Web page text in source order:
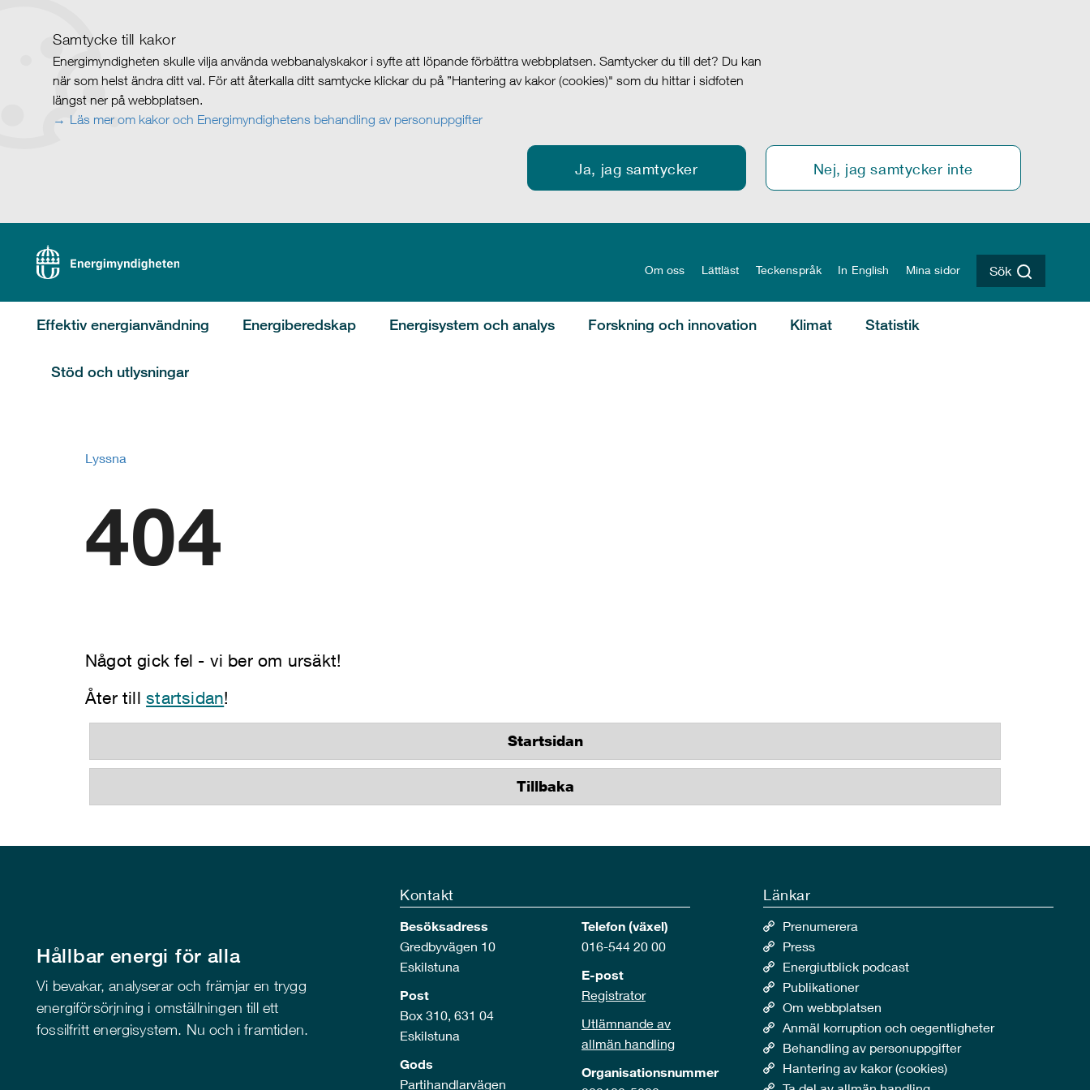
Samtycke till kakor
Energimyndigheten skulle vilja använda webbanalyskakor i syfte att löpande förbättra webbplatsen. Samtycker du till det? Du kan
när som helst ändra ditt val. För att återkalla ditt samtycke klickar du på ”Hantering av kakor (cookies)" som du hittar i sidfoten
längst ner på webbplatsen.
Läs mer om kakor och Energimyndighetens behandling av personuppgifter
Ja, jag samtycker Nej, jag samtycker inte
Om oss Lättläst Teckenspråk In English Mina sidor Sök
Effektiv energianvändning Energiberedskap Energisystem och analys Forskning och innovation Klimat Statistik
Stöd och utlysningar
Lyssna
404
Något gick fel - vi ber om ursäkt!
Åter tillstartsidan!
Startsidan
Tillbaka
Hållbar energi för alla
Vi bevakar, analyserar och främjar en trygg
energiförsörjning i omställningen till ett
fossilfritt energisystem. Nu och i framtiden.
Kontakt
Besöksadress
Gredbyvägen 10
Eskilstuna
Post
Box 310, 631 04
Eskilstuna
Gods
Partihandlarvägen
Telefon (växel)
016-544 20 00
E-post
Registrator
Utlämnande av
allmän handling
Organisationsnummer
Länkar
Prenumerera
Press
Energiutblick podcast
Publikationer
Om webbplatsen
Anmäl korruption och oegentligheter
Behandling av personuppgifter
Hantering av kakor (cookies)